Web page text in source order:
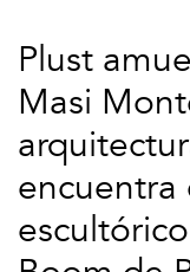
Plust
Masi
encuentra